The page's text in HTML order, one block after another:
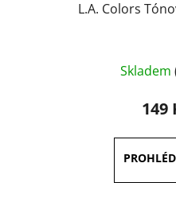
L.A. Colors
Skladem
149